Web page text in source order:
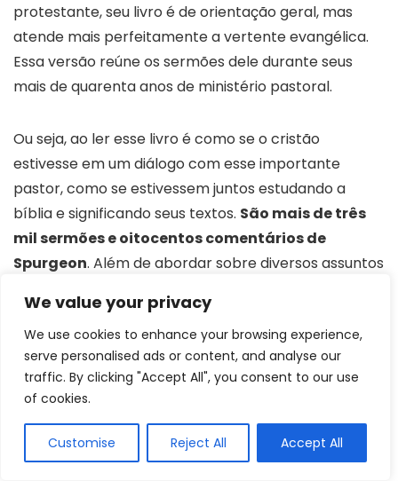
We value your privacy
We use cookies to enhance your browsing experience,
serve personalised ads or content, and analyse our
traffic. By clicking "Accept All", you consent to our use
of cookies.
Customise Reject All Accept All
protestante, seu livro é de orientação geral, mas
atende mais perfeitamente a vertente evangélica.
Essa versão reúne os sermões dele durante seus
mais de quarenta anos de ministério pastoral.
Ou seja, ao ler esse livro é como se o cristão
estivesse em um diálogo com esse importante
pastor, como se estivessem juntos estudando a
bíblia e significando seus textos. São mais de três
mil sermões e oitocentos comentários de
Spurgeon. Além de abordar sobre diversos assuntos
das necessidades da Igreja contemporânea e de
seus desafios.
Estilo
Orientação Evangélica